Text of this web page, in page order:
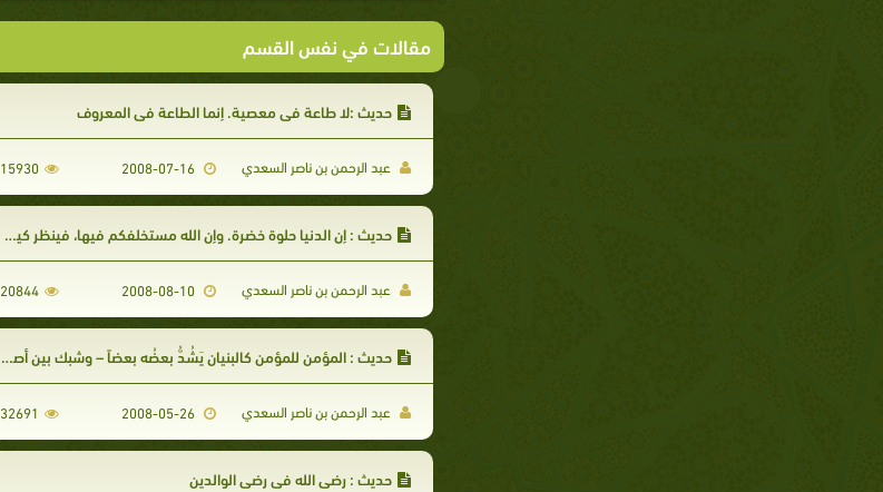
مقالات في نفس القسم
حديث :لا طاعة في معصية. إنما الطاعة في المعروف
عبد الرحمن بن ناصر السعدي 15930
حديث : إن الدنيا حلوة خضرة. وإن الله مستخلفكم فيها، فينظر كيف تعملون
عبد الرحمن بن ناصر السعدي 20844
حديث : المؤمن للمؤمن كالبنيان يَشُدُّ بعضُه بعضاً – وشبك بين أصابعه
عبد الرحمن بن ناصر السعدي 32691
حديث : رضى الله في رضى الوالدين